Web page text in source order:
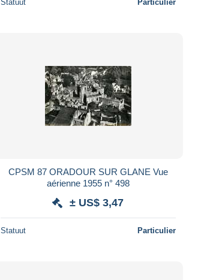
Statuut Particulier
CPSM 87 ORADOUR SUR GLANE Vue
aérienne 1955 n° 498
± US$ 3,47
Statuut Particulier